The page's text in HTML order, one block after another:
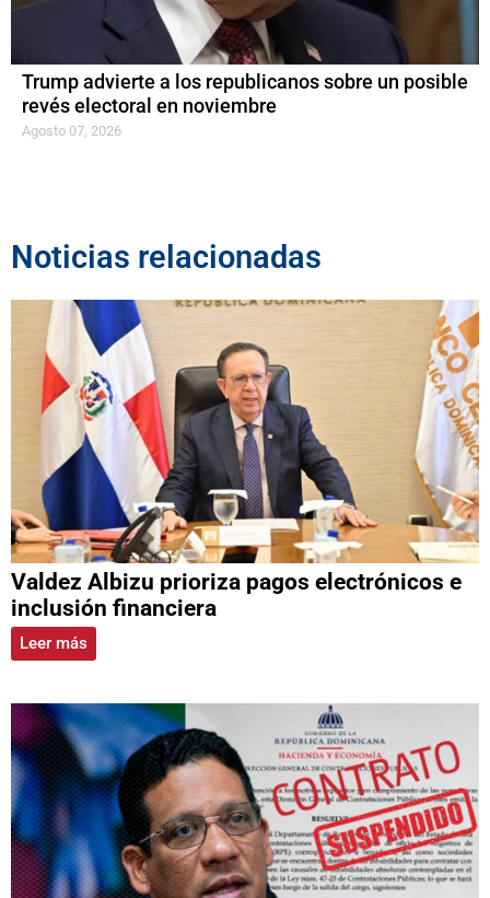
Trump advierte a los republicanos sobre un posible
revés electoral en noviembre
Agosto 07, 2026
Noticias relacionadas
Valdez Albizu prioriza pagos electrónicos e
inclusión financiera
Leer más